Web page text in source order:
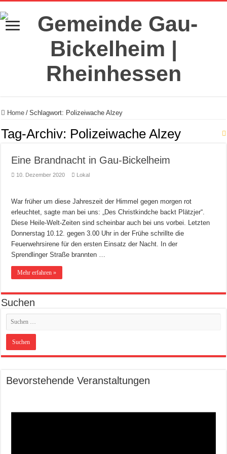
Home / Schlagwort: Polizeiwache Alzey
Tag-Archiv: Polizeiwache Alzey
Eine Brandnacht in Gau-Bickelheim
10. Dezember 2020 Lokal
War früher um diese Jahreszeit der Himmel gegen morgen rot
erleuchtet, sagte man bei uns: „Des Christkindche backt Plätzjer“.
Diese Heile-Welt-Zeiten sind scheinbar auch bei uns vorbei. Letzten
Donnerstag 10.12. gegen 3.00 Uhr in der Frühe schrillte die
Feuerwehrsirene für den ersten Einsatz der Nacht. In der
Sprendlinger Straße brannten …
Mehr erfahren »
Suchen
Bevorstehende Veranstaltungen